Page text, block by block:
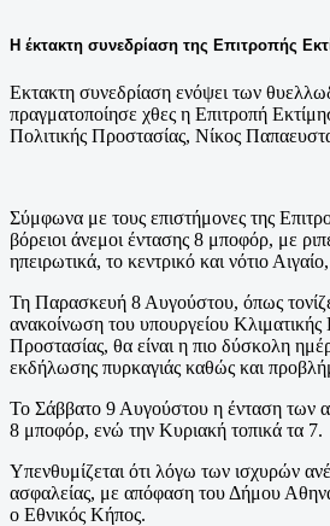
Η έκτακτη συνεδρίαση της Επιτροπής
Εκτακτη συνεδρίαση ενόψει των
πραγματοποίησε χθες η Επιτροπή
Πολιτικής Προστασίας, Νίκος
Σύμφωνα με τους επιστήμονες της
βόρειοι άνεμοι έντασης 8 μποφόρ, με
ηπειρωτικά, το κεντρικό και νότιο
Τη Παρασκευή 8 Αυγούστου, όπως
ανακοίνωση του υπουργείου Κλιματικής
Προστασίας, θα είναι η πιο δύσκολη
εκδήλωσης πυρκαγιάς καθώς και
Το Σάββατο 9 Αυγούστου η ένταση των
8 μποφόρ, ενώ την Κυριακή τοπικά τα 7.
Υπενθυμίζεται ότι λόγω των ισχυρών
ασφαλείας, με απόφαση του Δήμου
ο Εθνικός Κήπος.